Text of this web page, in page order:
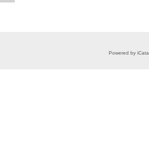
Powered by iCata.